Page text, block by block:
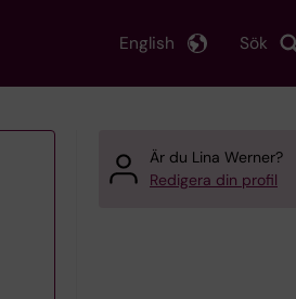
Sök
English
Är du Lina Werner?
Redigera din profil